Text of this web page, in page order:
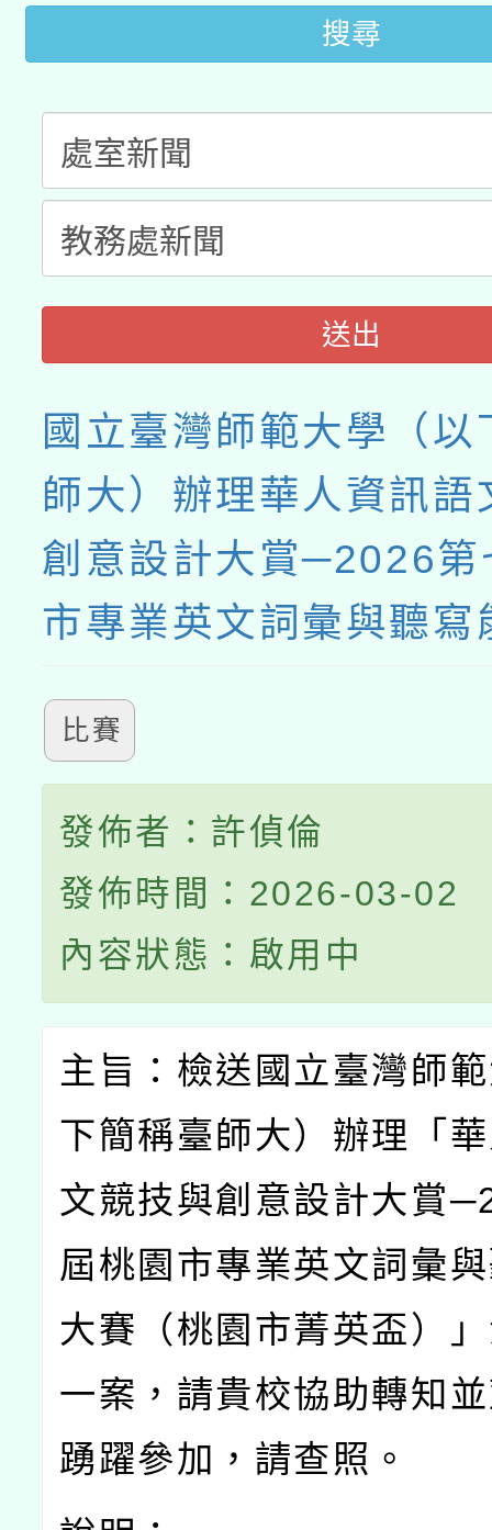
搜尋
送出
國立臺灣師範大學（以
師大）辦理華人資訊語
創意設計大賞─2026第
市專業英文詞彙與聽寫
比賽
發佈者：許偵倫
發佈時間：2026-03-02
內容狀態：啟用中
主旨：檢送國立臺灣師
下簡稱臺師大）辦理「
文競技與創意設計大賞─
屆桃園市專業英文詞彙
大賽（桃園市菁英盃）
一案，請貴校協助轉知
踴躍參加，請查照。